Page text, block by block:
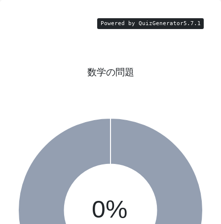
Powered by QuizGenerator5.7.1
数学の問題
0%